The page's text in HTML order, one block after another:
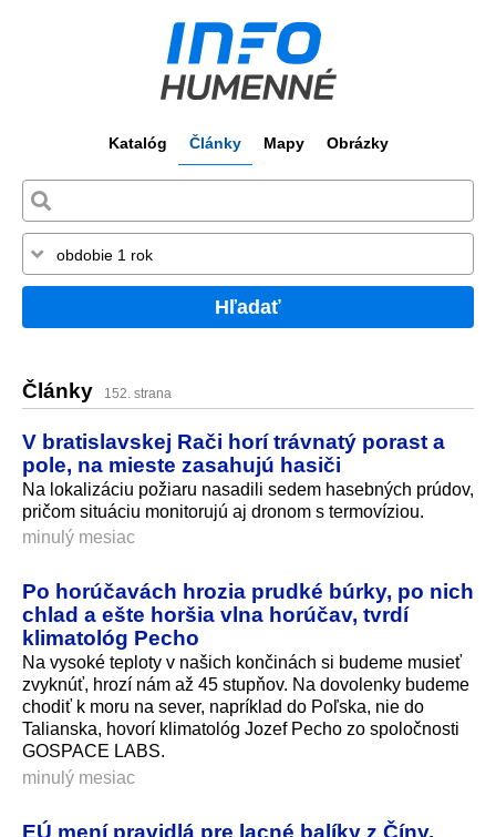
Katalóg Články Mapy Obrázky
Hľadať
Články 152. strana
V bratislavskej Rači horí trávnatý porast a
pole, na mieste zasahujú hasiči
Na lokalizáciu požiaru nasadili sedem hasebných prúdov,
pričom situáciu monitorujú aj dronom s termovíziou.
minulý mesiac
Po horúčavách hrozia prudké búrky, po nich
chlad a ešte horšia vlna horúčav, tvrdí
klimatológ Pecho
Na vysoké teploty v našich končinách si budeme musieť
zvyknúť, hrozí nám až 45 stupňov. Na dovolenky budeme
chodiť k moru na sever, napríklad do Poľska, nie do
Talianska, hovorí klimatológ Jozef Pecho zo spoločnosti
GOSPACE LABS.
minulý mesiac
EÚ mení pravidlá pre lacné balíky z Číny.